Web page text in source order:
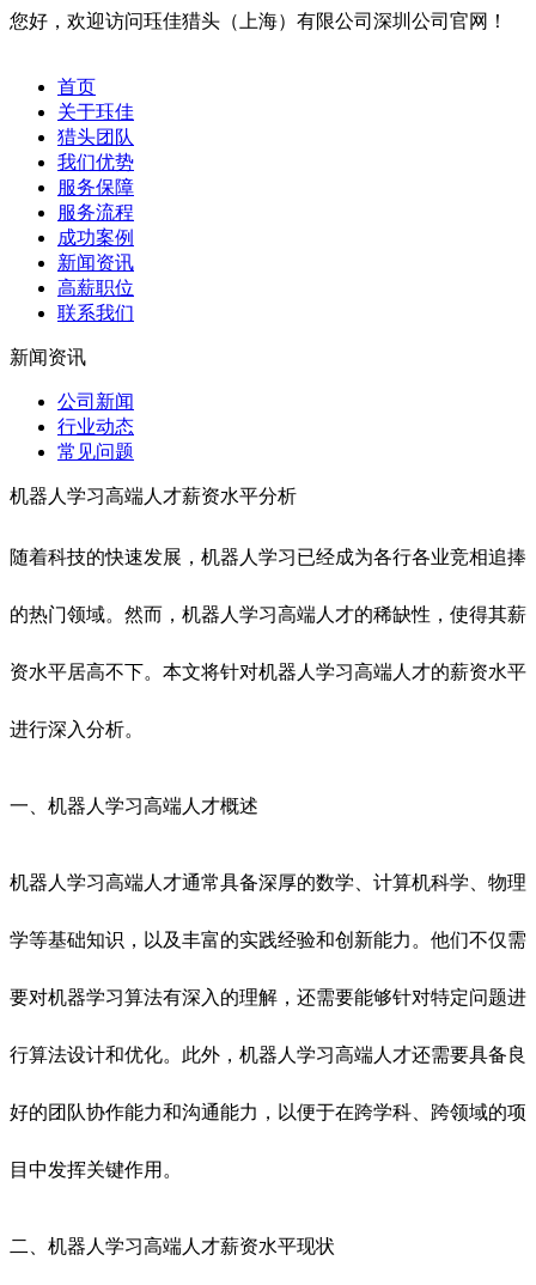
您好，欢迎访问珏佳猎头（上海）有限公司深圳公司官网！
首页
关于珏佳
猎头团队
我们优势
服务保障
服务流程
成功案例
新闻资讯
高薪职位
联系我们
新闻资讯
公司新闻
行业动态
常见问题
机器人学习高端人才薪资水平分析
随着科技的快速发展，机器人学习已经成为各行各业竞相追捧
的热门领域。然而，机器人学习高端人才的稀缺性，使得其薪
资水平居高不下。本文将针对机器人学习高端人才的薪资水平
进行深入分析。
一、机器人学习高端人才概述
机器人学习高端人才通常具备深厚的数学、计算机科学、物理
学等基础知识，以及丰富的实践经验和创新能力。他们不仅需
要对机器学习算法有深入的理解，还需要能够针对特定问题进
行算法设计和优化。此外，机器人学习高端人才还需要具备良
好的团队协作能力和沟通能力，以便于在跨学科、跨领域的项
目中发挥关键作用。
二、机器人学习高端人才薪资水平现状